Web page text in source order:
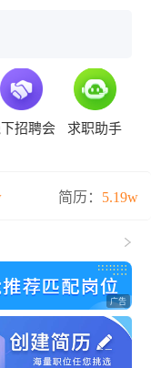
招聘会 求职助手
简历： 5.19w